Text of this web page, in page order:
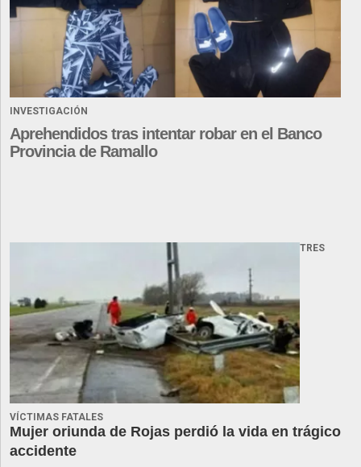
INVESTIGACIÓN
Aprehendidos tras intentar robar en el Banco
Provincia de Ramallo
TRES
VÍCTIMAS FATALES
Mujer oriunda de Rojas perdió la vida en trágico
accidente